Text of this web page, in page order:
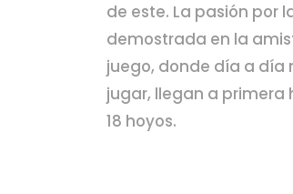
de este. La pasión por
demostrada en la
juego, donde día a día
jugar, llegan a primera
18 hoyos.